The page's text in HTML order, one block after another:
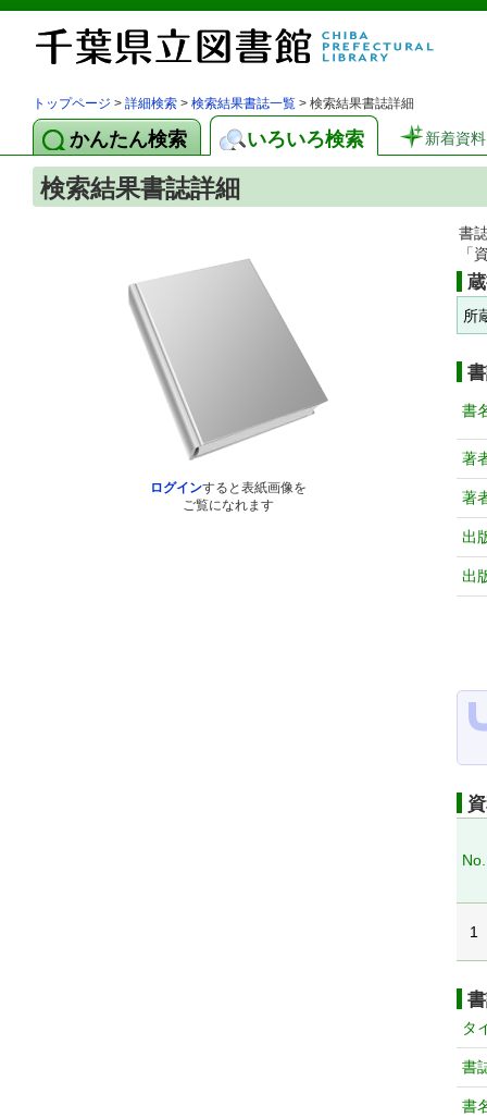
トップページ > 詳細検索 > 検索結果書誌一覧 > 検索結果書誌詳細
かんたん検索 いろいろ検索 新着資料
検索結果書誌詳細
ログインすると表紙画像を
ご覧になれます
書
「
所
書
著
著
出
出
No.
1
タ
書
書